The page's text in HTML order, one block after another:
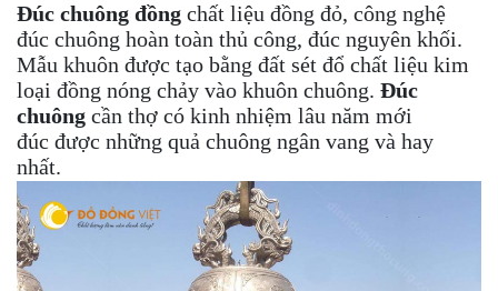
Đúc chuông đồng chất liệu đồng đỏ, công nghệ
đúc chuông hoàn toàn thủ công, đúc nguyên khối.
Mẫu khuôn được tạo bằng đất sét đổ chất liệu kim
loại đồng nóng chảy vào khuôn chuông. Đúc
chuông cần thợ có kinh nhiệm lâu năm mới
đúc được những quả chuông ngân vang và hay
nhất.